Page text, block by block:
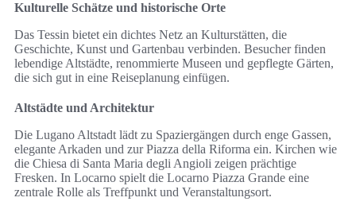
Kulturelle Schätze und historische Orte
Das Tessin bietet ein dichtes Netz an Kulturstätten, die
Geschichte, Kunst und Gartenbau verbinden. Besucher finden
lebendige Altstädte, renommierte Museen und gepflegte Gärten,
die sich gut in eine Reiseplanung einfügen.
Altstädte und Architektur
Die Lugano Altstadt lädt zu Spaziergängen durch enge Gassen,
elegante Arkaden und zur Piazza della Riforma ein. Kirchen wie
die Chiesa di Santa Maria degli Angioli zeigen prächtige
Fresken. In Locarno spielt die Locarno Piazza Grande eine
zentrale Rolle als Treffpunkt und Veranstaltungsort.